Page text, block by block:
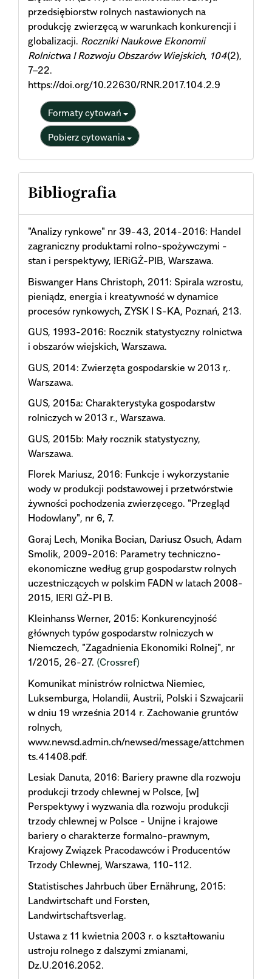
przedsiębiorstw rolnych nastawionych na
produkcję zwierzęcą w warunkach konkurencji i
globalizacji. Roczniki Naukowe Ekonomii
Rolnictwa I Rozwoju Obszarów Wiejskich, 104(2),
7–22.
https://doi.org/10.22630/RNR.2017.104.2.9
Formaty cytowań
Pobierz cytowania
Bibliografia
"Analizy rynkowe" nr 39-43, 2014-2016: Handel
zagraniczny produktami rolno-spożywczymi -
stan i perspektywy, IERiGŻ-PIB, Warszawa.
Biswanger Hans Christoph, 2011: Spirala wzrostu,
pieniądz, energia i kreatywność w dynamice
procesów rynkowych, ZYSK I S-KA, Poznań, 213.
GUS, 1993-2016: Rocznik statystyczny rolnictwa
i obszarów wiejskich, Warszawa.
GUS, 2014: Zwierzęta gospodarskie w 2013 r,.
Warszawa.
GUS, 2015a: Charakterystyka gospodarstw
rolniczych w 2013 r., Warszawa.
GUS, 2015b: Mały rocznik statystyczny,
Warszawa.
Florek Mariusz, 2016: Funkcje i wykorzystanie
wody w produkcji podstawowej i przetwórstwie
żywności pochodzenia zwierzęcego. "Przegląd
Hodowlany", nr 6, 7.
Goraj Lech, Monika Bocian, Dariusz Osuch, Adam
Smolik, 2009-2016: Parametry techniczno-
ekonomiczne według grup gospodarstw rolnych
uczestniczących w polskim FADN w latach 2008-
2015, IERI GŻ-PI B.
Kleinhanss Werner, 2015: Konkurencyjność
głównych typów gospodarstw rolniczych w
Niemczech, "Zagadnienia Ekonomiki Rolnej", nr
1/2015, 26-27. (Crossref)
Komunikat ministrów rolnictwa Niemiec,
Luksemburga, Holandii, Austrii, Polski i Szwajcarii
w dniu 19 września 2014 r. Zachowanie gruntów
rolnych,
www.newsd.admin.ch/newsed/message/attchmen
ts.41408.pdf.
Lesiak Danuta, 2016: Bariery prawne dla rozwoju
produkcji trzody chlewnej w Polsce, [w]
Perspektywy i wyzwania dla rozwoju produkcji
trzody chlewnej w Polsce - Unijne i krajowe
bariery o charakterze formalno-prawnym,
Krajowy Związek Pracodawców i Producentów
Trzody Chlewnej, Warszawa, 110-112.
Statistisches Jahrbuch über Ernährung, 2015:
Landwirtschaft und Forsten,
Landwirtschaftsverlag.
Ustawa z 11 kwietnia 2003 r. o kształtowaniu
ustroju rolnego z dalszymi zmianami,
Dz.U.2016.2052.